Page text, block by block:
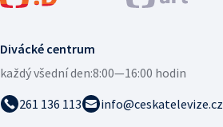
Divácké centrum
každý všední den:8:00—16:00 hodin
261 136 113
info@ceskatelevize.cz